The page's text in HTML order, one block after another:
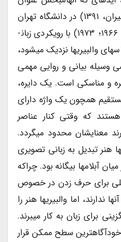
تز دکتری من (ایزدی جیران، ۱۳۹۱) در دانشگاه تهران
بود. نانسی مان (۱۹۶۲؛ ۱۹۶۶؛ ۱۹۷۳) با رویکردی زبان­
والبیری­ها نزدیک می­شود،
وسیله بیانی و روایی مهمی
و مناسکی است. یک دایره،
همچون یک واژه دارای
که وقتی کنار عناصر
معنای­شان محدود می­گردد.
هنر تبدیل به زبانی تصویری
آبلام­ها بیگانه بود. چراکه
برای حرف زدن در خصوص
اما والبیری­ها هنر را
برای زبان به کار می­برند.
سطح ممکن قرار